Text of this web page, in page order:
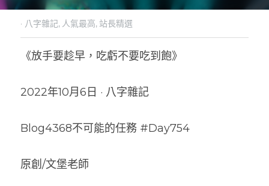
· 八字雜記, 人氣最高, 站長精選
《放手要趁早，吃虧不要吃到飽》
2022年10月6日 · 八字雜記
Blog4368不可能的任務 #Day754
原創/文堡老師